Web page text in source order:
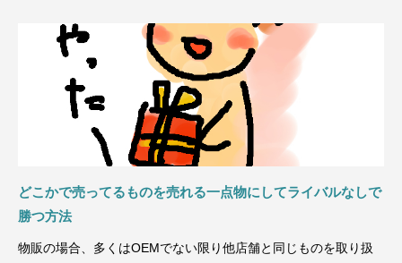
どこかで売ってるものを売れる一点物にしてライバルなしで
勝つ方法
物販の場合、多くはOEMでない限り他店舗と同じものを取り扱